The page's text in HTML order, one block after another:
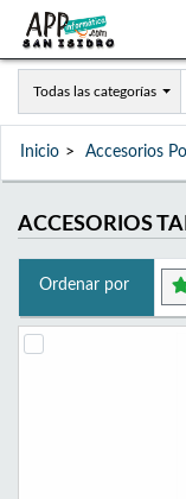
Todas las categorías
Inicio Accesorios
ACCESORIOS
Ordenar por